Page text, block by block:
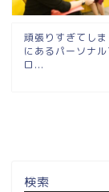
頑張りすぎてし
にあるパーソナ
ロ...
検索